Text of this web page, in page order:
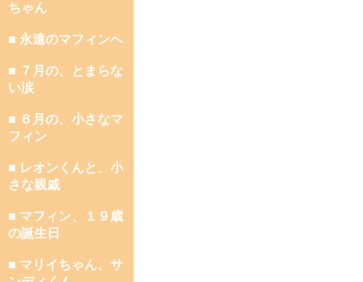
ちゃん
■ 永遠のマフィンへ
■ ７月の、とまらな
い涙
■ ６月の、小さなマ
フィン
■ レオンくんと、小
さな親戚
■ マフィン、１９歳
の誕生日
■ マリイちゃん、サ